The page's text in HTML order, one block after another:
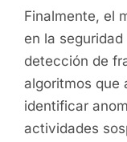
Finalmente, el
en la
detección de
algoritmos que
identificar
actividades